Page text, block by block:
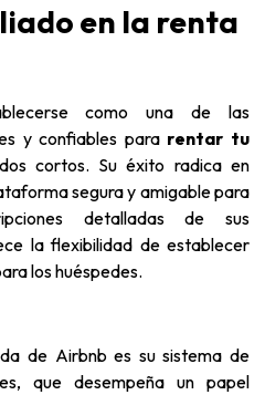
en la renta
como una de las
y confiables para rentar tu
cortos. Su éxito radica en
segura y amigable para
detalladas de sus
la flexibilidad de establecer
los huéspedes.
de Airbnb es su sistema de
que desempeña un papel